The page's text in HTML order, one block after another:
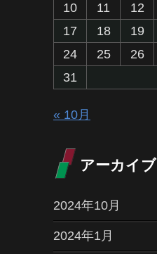
10
11 12
17
18 19
24
25 26
31
« 10月
アーカイブ
2024年10月
2024年1月